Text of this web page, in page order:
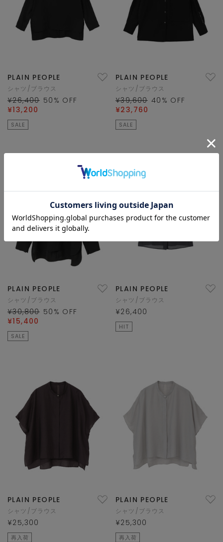
PLAIN PEOPLE
シャツ/ブラウス
¥26,400 50 % OFF
¥13,200
SALE
PLAIN PEOPLE
シャツ/ブラウス
¥39,600 40 % OFF
¥23,760
SALE
PLAIN PEOPLE
シャツ/ブラウス
¥30,800 50 % OFF
¥15,400
SALE
PLAIN PEOPLE
シャツ/ブラウス
¥26,400
HIT
PLAIN PEOPLE
シャツ/ブラウス
¥25,300
再入荷
PLAIN PEOPLE
シャツ/ブラウス
¥25,300
再入荷